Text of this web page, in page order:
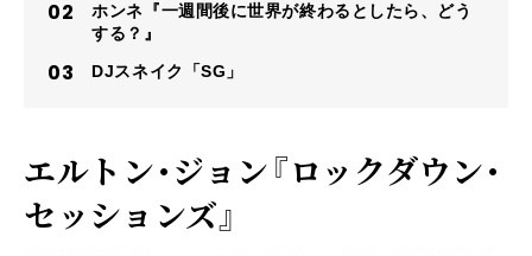
ホンネ『一週間後に世界が終わるとしたら、どう
する？』
DJスネイク「SG」
エルトン・ジョン『ロックダウン・
セッションズ』